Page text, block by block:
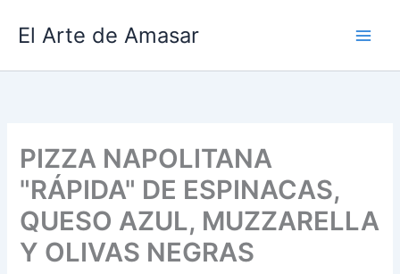
El Arte de Amasar
PIZZA NAPOLITANA
"RÁPIDA" DE ESPINACAS,
QUESO AZUL, MUZZARELLA
Y OLIVAS NEGRAS